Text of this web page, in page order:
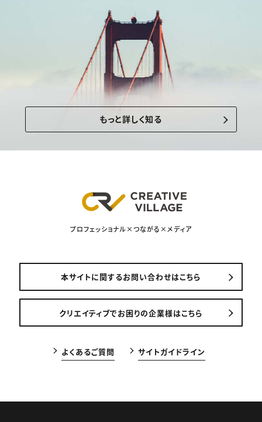
もっと詳しく知る
プロフェッショナル×つながる×メディア
本サイトに関するお問い合わせはこちら
クリエイティブでお困りの企業様はこちら
よくあるご質問 サイトガイドライン